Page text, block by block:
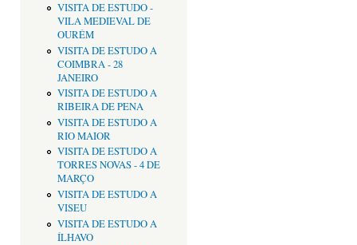
VISITA DE ESTUDO -
VILA MEDIEVAL DE
OURÉM
VISITA DE ESTUDO A
COIMBRA - 28
JANEIRO
VISITA DE ESTUDO A
RIBEIRA DE PENA
VISITA DE ESTUDO A
RIO MAIOR
VISITA DE ESTUDO A
TORRES NOVAS - 4 DE
MARÇO
VISITA DE ESTUDO A
VISEU
VISITA DE ESTUDO A
ÍLHAVO